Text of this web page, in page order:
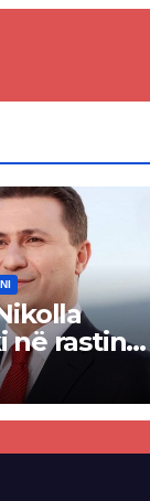
në rastin
për
e
të selisë